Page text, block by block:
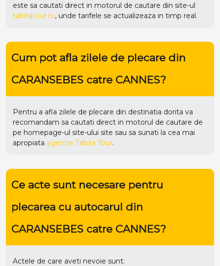
este sa cautati direct in motorul de cautare din site-ul
tabitatour.ro, unde tarifele se actualizeaza in timp real.
Cum pot afla zilele de plecare din
CARANSEBES catre CANNES?
Pentru a afla zilele de plecare din destinatia dorita va
recomandam sa cautati direct in motorul de cautare de
pe homepage-ul site-ului site sau sa sunati la cea mai
apropiata agentie Tabita Tour.
Ce acte sunt necesare pentru
plecarea cu autocarul din
CARANSEBES catre CANNES?
Actele de care aveti nevoie sunt: